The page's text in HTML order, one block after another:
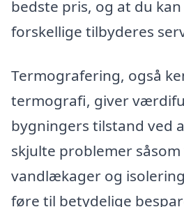
bedste pris, og at du
forskellige tilbyderes
Termografering, også
termografi, giver
bygningers tilstand ved
skjulte problemer
vandlækager og
føre til betydelige